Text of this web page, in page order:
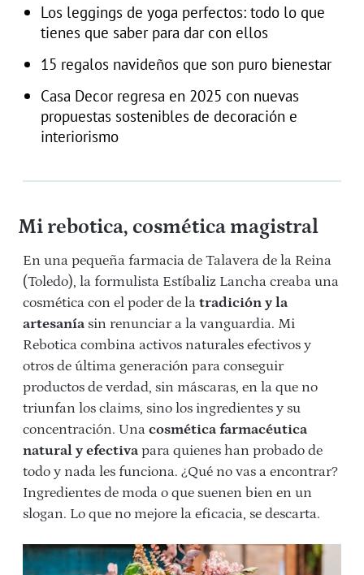
Los leggings de yoga perfectos: todo lo que
tienes que saber para dar con ellos
15 regalos navideños que son puro bienestar
Casa Decor regresa en 2025 con nuevas
propuestas sostenibles de decoración e
interiorismo
Mi rebotica, cosmética magistral
En una pequeña farmacia de Talavera de la Reina
(Toledo), la formulista Estíbaliz Lancha creaba una
cosmética con el poder de la tradición y la
artesanía sin renunciar a la vanguardia. Mi
Rebotica combina activos naturales efectivos y
otros de última generación para conseguir
productos de verdad, sin máscaras, en la que no
triunfan los claims, sino los ingredientes y su
concentración. Una cosmética farmacéutica
natural y efectiva para quienes han probado de
todo y nada les funciona. ¿Qué no vas a encontrar?
Ingredientes de moda o que suenen bien en un
slogan. Lo que no mejore la eficacia, se descarta.